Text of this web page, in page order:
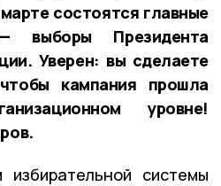
состоятся главные
выборы Президента
Уверен: вы сделаете
кампания прошла
уровне!
системы